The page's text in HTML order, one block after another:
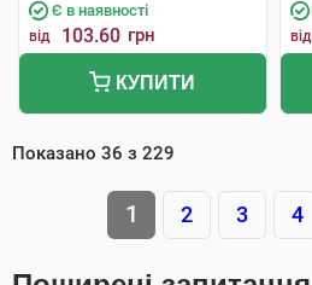
Є в наявності
від 103.60 грн
КУПИТИ
від
Показано 36 з 229
1 2 3 4